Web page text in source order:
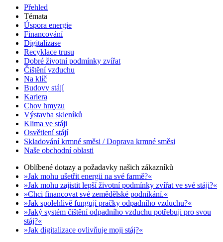
Přehled
Témata
Úspora energie
Financování
Digitalizase
Recyklace trusu
Dobré životní podmínky zvířat
Čištění vzduchu
Na klíč
Budovy stájí
Kariera
Chov hmyzu
Výstavba skleníků
Klima ve stáji
Osvětlení stájí
Skladování krmné směsi / Doprava krmné směsi
Naše obchodní oblasti
Oblíbené dotazy a požadavky našich zákazníků
»Jak mohu ušetřit energii na své farmě?«
»Jak mohu zajistit lepší životní podmínky zvířat ve své stáji?«
»Chci financovat své zemědělské podnikání.«
»Jak spolehlivě fungují pračky odpadního vzduchu?«
»Jaký systém čištění odpadního vzduchu potřebuji pro svou
stáj?«
»Jak digitalizace ovlivňuje moji stáj?«